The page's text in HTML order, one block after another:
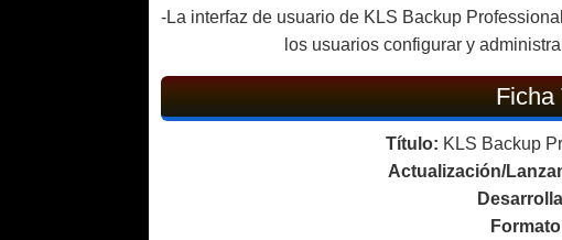
-La interfaz de usuario de KLS Backup
los usuarios configurar y
Ficha
Título: KLS Backup
Actualización/